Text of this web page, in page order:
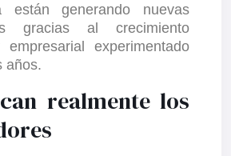
están generando nuevas
gracias al crecimiento
experimentado
años.
realmente los